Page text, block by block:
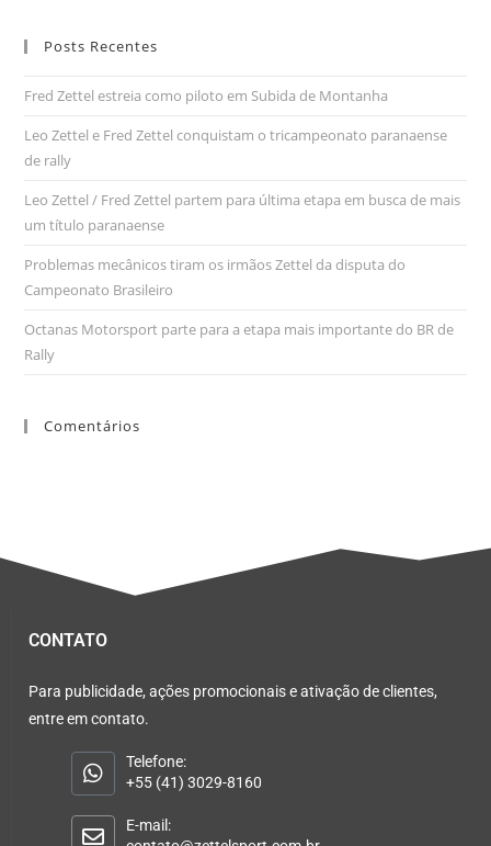
Posts Recentes
Fred Zettel estreia como piloto em Subida de Montanha
Leo Zettel e Fred Zettel conquistam o tricampeonato paranaense
de rally
Leo Zettel / Fred Zettel partem para última etapa em busca de mais
um título paranaense
Problemas mecânicos tiram os irmãos Zettel da disputa do
Campeonato Brasileiro
Octanas Motorsport parte para a etapa mais importante do BR de
Rally
Comentários
CONTATO
Para publicidade, ações promocionais e ativação de clientes,
entre em contato.
Telefone:
+55 (41) 3029-8160
E-mail: